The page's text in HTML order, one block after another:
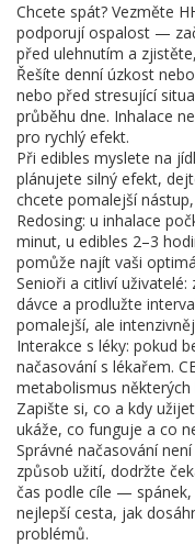
Chcete spát? Vezměte
podporují ospalost —
před ulehnutím a
Řešíte denní úzkost
nebo před stresující
průběhu dne. Inhalace
pro rychlý efekt.
Při edibles myslete na
plánujete silný efekt,
chcete pomalejší
Redosing: u inhalace
minut, u edibles 2–3
pomůže najít vaši
Senioři a citliví
dávce a prodlužte
pomalejší, ale
Interakce s léky: pokud
načasování s lékařem.
metabolismus některých
Zapište si, co a kdy
ukáže, co funguje a co
Správné načasování
způsob užití, dodržte
čas podle cíle —
nejlepší cesta, jak
problémů.